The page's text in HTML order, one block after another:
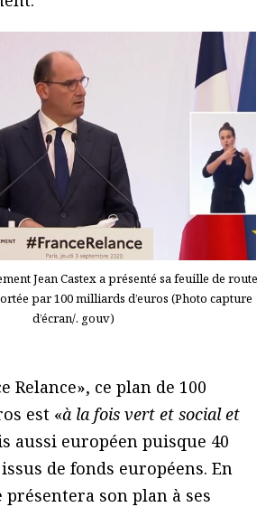
Jean Castex a présenté sa feuille de route
par 100 milliards d’euros (Photo capture
d’écran/. gouv)
Relance», ce plan de 100
est «à la fois vert et social et
aussi européen puisque 40
de fonds européens. En
présentera son plan à ses